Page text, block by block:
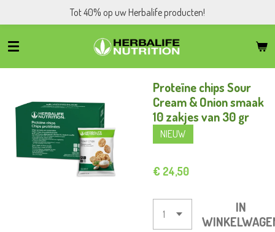
direct
naar
hoofdinhoud
Tot 40% op uw Herbalife producten!
Proteïne chips Sour
Cream & Onion smaak
10 zakjes van 30 gr
NIEUW
€ 24,50
IN